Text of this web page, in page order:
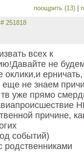
поощрить (13)
# 251818
всех к
не
не знаем
уже прямо
причине,
событий)
родственниками